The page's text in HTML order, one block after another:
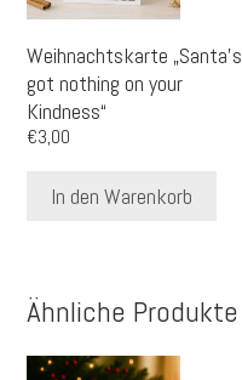
Weihnachtskarte „Santa’s
got nothing on your
Kindness“
€3,00
In den Warenkorb
Ähnliche Produkte